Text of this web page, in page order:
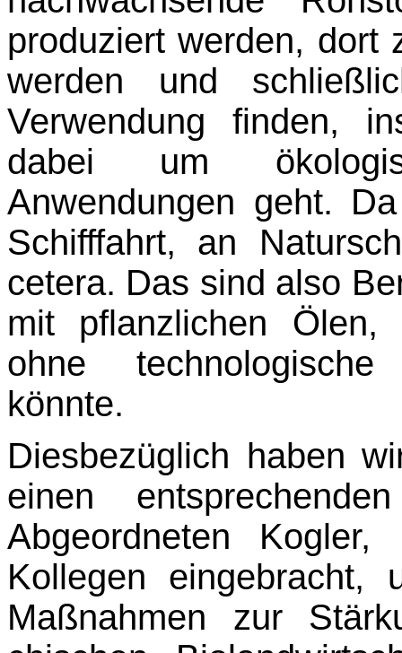
produziert werden, dort
werden und
Verwendung finden,
dabei um
Anwendungen geht.
Schifffahrt, an
cetera. Das sind also
mit pflanzlichen Ölen,
ohne
könnte.
Diesbezüglich haben
einen
Abgeordneten
Kollegen einge­bracht,
Maßnahmen zur